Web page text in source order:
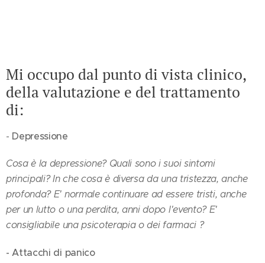
Mi occupo dal punto di vista clinico,
della valutazione e del trattamento
di:
- Depressione
Cosa è la depressione? Quali sono i suoi sintomi
principali? In che cosa è diversa da una tristezza, anche
profonda? E' normale continuare ad essere tristi, anche
per un lutto o una perdita, anni dopo l'evento? E'
consigliabile una psicoterapia o dei farmaci ?
- Attacchi di panico